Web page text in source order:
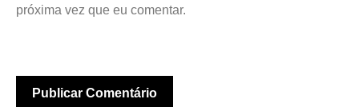
próxima vez que eu comentar.